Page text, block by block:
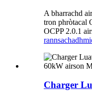
A bharrachd
tron ​​phròtacal
OCPP 2.0.1
rannsachadh
Charger